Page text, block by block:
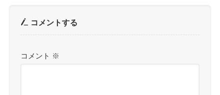
コメントする
コメント ※